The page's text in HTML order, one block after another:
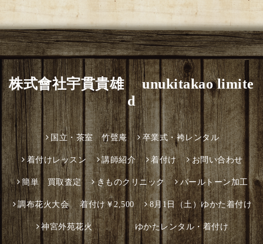
株式會社宇貫貴雄 unukitakao limite
d
国立・茶室 竹聲庵 卒業式・袴レンタル
着付けレッスン 講師紹介 着付け お問い合わせ
簡単 買取査定 きものクリニック パールトーン加工
調布花火大会 着付け￥2,500 8月1日（土）ゆかた着付け
神宮外苑花火 ゆかたレンタル・着付け